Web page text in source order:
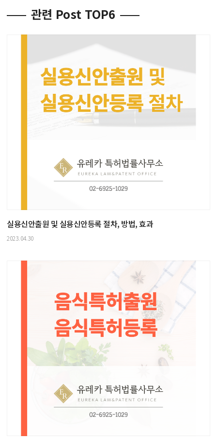
관련 Post TOP6
실용신안출원 및 실용신안등록 절차, 방법, 효과
2023.04.30